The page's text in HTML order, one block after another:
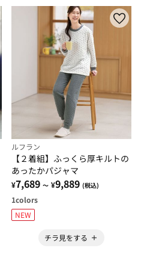
ルフラン
【２着組】ふっくら厚キルトの
あったかパジャマ
¥7,689 ～ ¥9,889 (税込)
1colors
NEW
チラ見をする